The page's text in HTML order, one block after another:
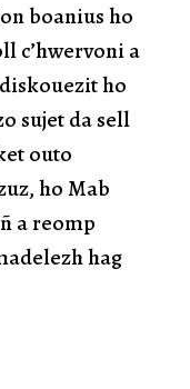
boanius ho
c’hwervoni a
ho
sujet da sell
outo
ho Mab
a reomp
hag